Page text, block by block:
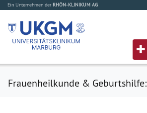
Ein Unternehmen der RHÖN-KLINIKUM AG
Frauenheilkunde & Geburtshilfe: